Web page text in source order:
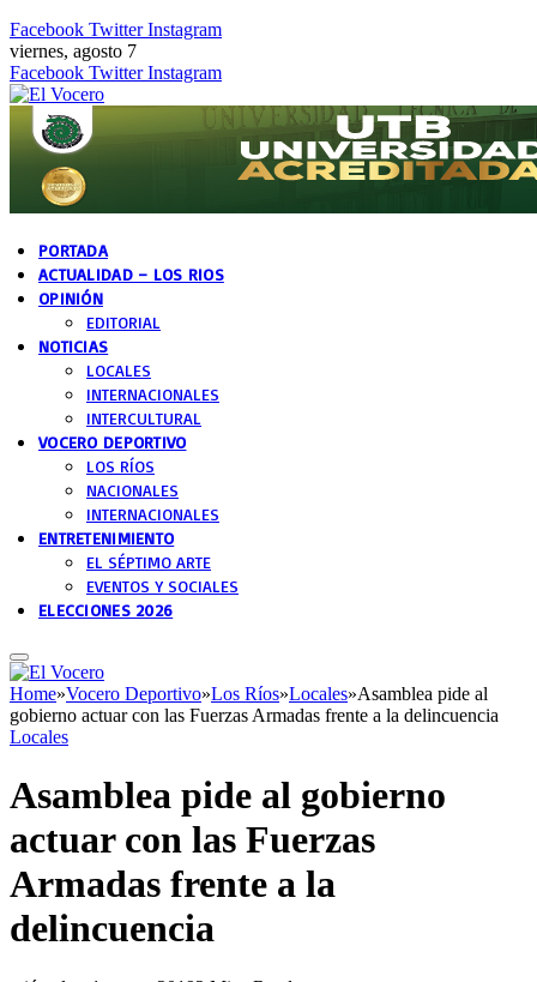
Facebook Twitter Instagram
viernes, agosto 7
Facebook Twitter Instagram
PORTADA
ACTUALIDAD – LOS RIOS
OPINIÓN
EDITORIAL
NOTICIAS
LOCALES
INTERNACIONALES
INTERCULTURAL
VOCERO DEPORTIVO
LOS RÍOS
NACIONALES
INTERNACIONALES
ENTRETENIMIENTO
EL SÉPTIMO ARTE
EVENTOS Y SOCIALES
ELECCIONES 2026
Home»Vocero Deportivo»Los Ríos»Locales»Asamblea pide al
gobierno actuar con las Fuerzas Armadas frente a la delincuencia
Locales
Asamblea pide al gobierno
actuar con las Fuerzas
Armadas frente a la
delincuencia